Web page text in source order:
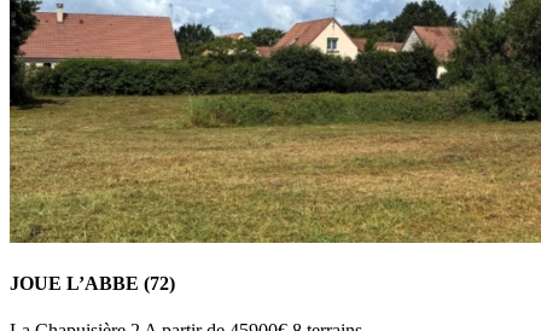
JOUE L’ABBE (72)